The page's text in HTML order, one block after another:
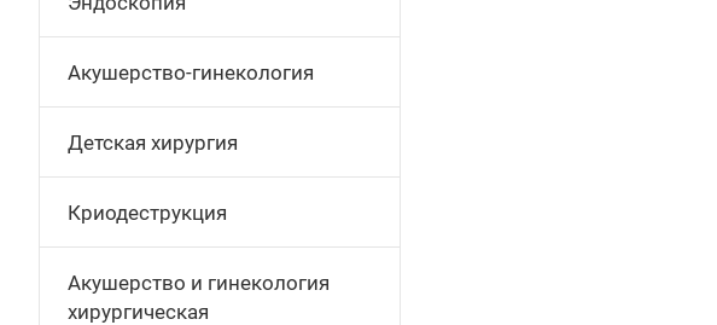
Акушерство-гинекология
Детская хирургия
Криодеструкция
Акушерство и гинекология
хирургическая